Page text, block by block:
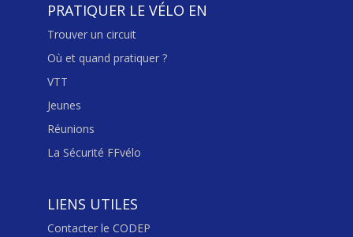
PRATIQUER LE VÉLO EN
Trouver un circuit
Où et quand pratiquer ?
VTT
Jeunes
Réunions
La Sécurité FFvélo
LIENS UTILES
Contacter le CODEP